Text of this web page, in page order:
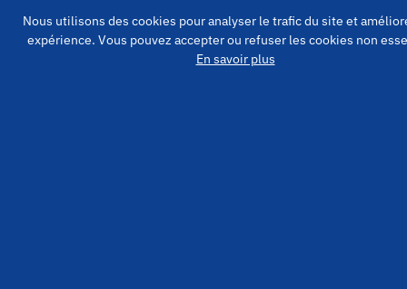
Nous utilisons des cookies pour analyser le trafic du site et
expérience. Vous pouvez accepter ou refuser les cookies non
En savoir plus